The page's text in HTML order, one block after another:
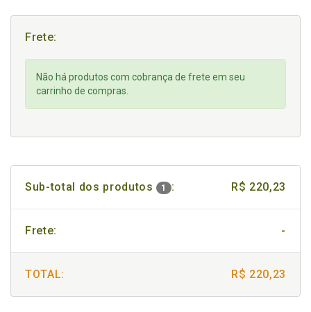
Frete:
Não há produtos com cobrança de frete em seu
carrinho de compras.
Sub-total dos produtos 1 : R$ 220,23
Frete: -
TOTAL: R$ 220,23